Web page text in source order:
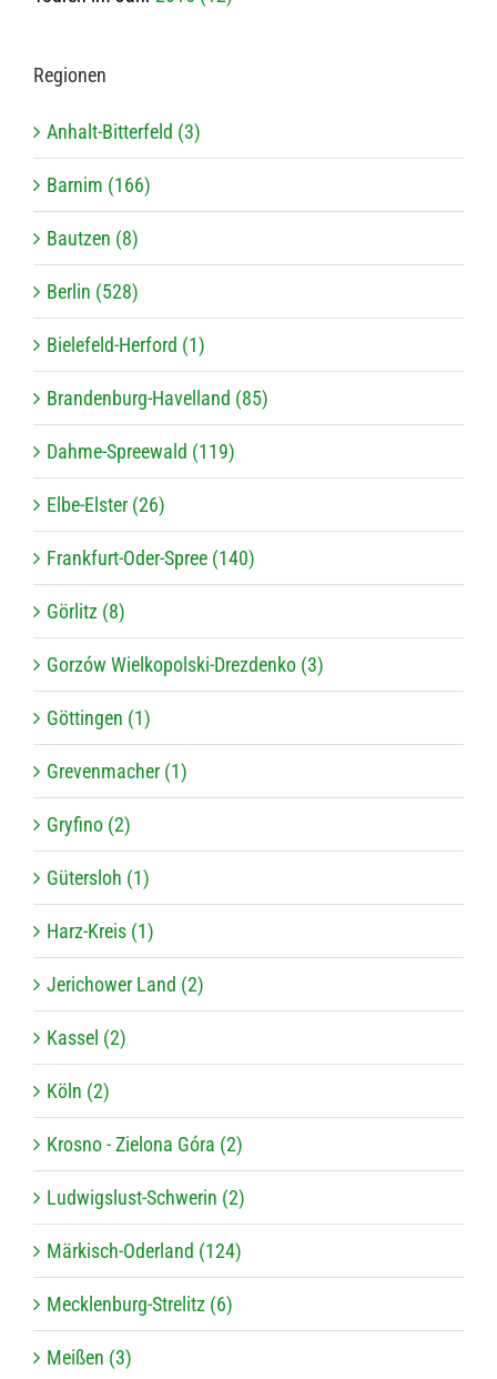
Regio­nen
Anhalt-Bitterfeld (3)
Barnim (166)
Bautzen (8)
Berlin (528)
Bielefeld-Herford (1)
Brandenburg-Havelland (85)
Dahme-Spreewald (119)
Elbe-Elster (26)
Frankfurt-Oder-Spree (140)
Görlitz (8)
Gorzów Wielkopolski-Drezdenko (3)
Göttingen (1)
Grevenmacher (1)
Gryfino (2)
Gütersloh (1)
Harz-Kreis (1)
Jerichower Land (2)
Kassel (2)
Köln (2)
Krosno - Zielona Góra (2)
Ludwigslust-Schwerin (2)
Märkisch-Oderland (124)
Mecklenburg-Strelitz (6)
Meißen (3)